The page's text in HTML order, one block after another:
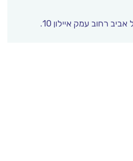
רחוב עמק איילון 10.